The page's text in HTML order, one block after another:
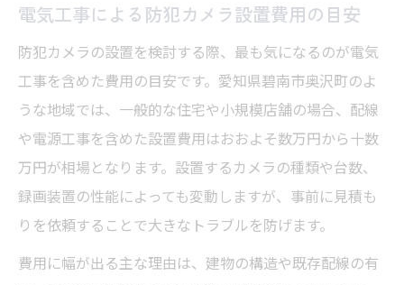
電気工事による防犯カメラ設置費用の目安
防犯カメラの設置を検討する際、最も気になるのが電気
工事を含めた費用の目安です。愛知県碧南市奥沢町のよ
うな地域では、一般的な住宅や小規模店舗の場合、配線
や電源工事を含めた設置費用はおおよそ数万円から十数
万円が相場となります。設置するカメラの種類や台数、
録画装置の性能によっても変動しますが、事前に見積も
りを依頼することで大きなトラブルを防げます。
費用に幅が出る主な理由は、建物の構造や既存配線の有